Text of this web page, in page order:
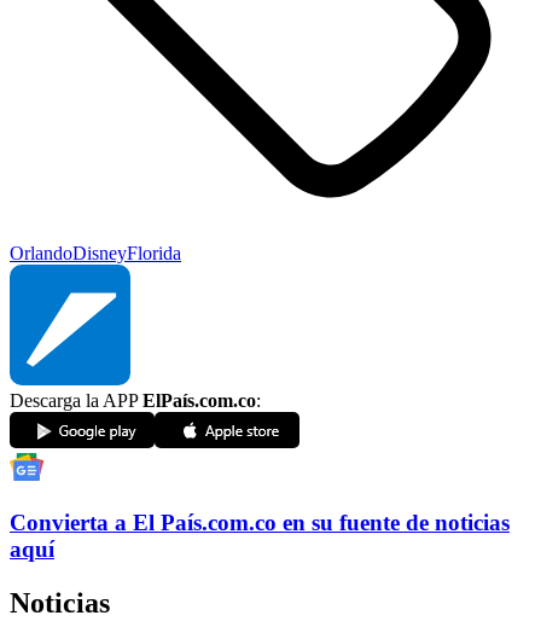
OrlandoDisneyFlorida
Descarga la APPElPaís.com.co:
Convierta a El País.com.co en su fuente de noticias
aquí
Noticias